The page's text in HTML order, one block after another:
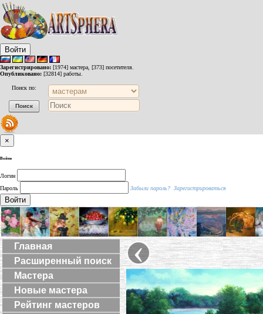
Войти
Зарегистрировано: [1974] мастера, [373] посетителя.
Опубликовано: [32814] работы.
Поиск по:
×
Войти
Логин
Пароль
Забыли пароль? Зарегистрироваться
Войти
Главная
Расширенный поиск
Мастера
Новые мастера
Рейтинг мастеров
‹